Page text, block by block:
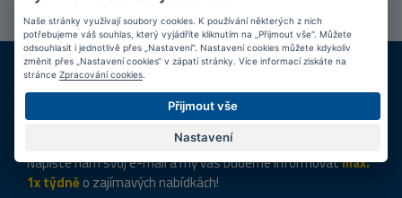
DOPRAVA ZDARMA
Při nákupu nad 2 000 Kč
KAMENNÉ PRODEJNY
Tipyk nákupu
Napište nám svůj e-mail a my vás budeme informovatmax.
1x týdně o zajímavých nabídkách!
Naše stránky využívají soubory cookies. K používání některých z nich
potřebujeme váš souhlas, který vyjádříte kliknutím na „Přijmout vše“. Můžete
odsouhlasit i jednotlivě přes „Nastavení“. Nastavení cookies můžete kdykoliv
změnit přes „Nastavení cookies“ v zápatí stránky. Více informací získáte na
stránce Zpracování cookies
Přijmout vše
Nastavení